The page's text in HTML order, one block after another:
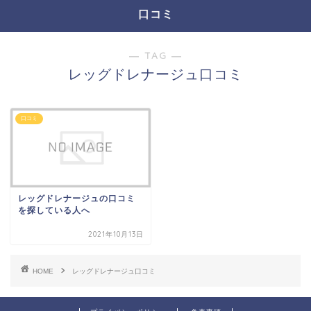
口コミ
― TAG ―
レッグドレナージュ口コミ
口コミ
レッグドレナージュの口コミ
を探している人へ
2021年10月13日
HOME レッグドレナージュ口コミ